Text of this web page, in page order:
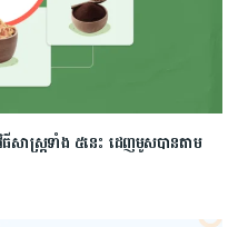
ធីសាស្រ្តទាំង ៥នេះ ដេញមូសបានតាម